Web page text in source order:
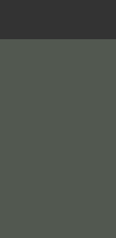
direct